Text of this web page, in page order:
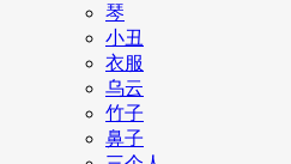
琴
小丑
衣服
乌云
竹子
鼻子